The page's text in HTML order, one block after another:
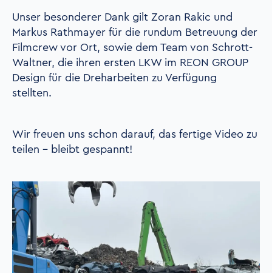
Unser besonderer Dank gilt Zoran Rakic und
Markus Rathmayer für die rundum Betreuung der
Filmcrew vor Ort, sowie dem Team von Schrott-
Waltner, die ihren ersten LKW im REON GROUP
Design für die Dreharbeiten zu Verfügung
stellten.
Wir freuen uns schon darauf, das fertige Video zu
teilen – bleibt gespannt!